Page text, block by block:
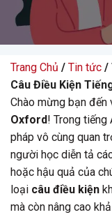
Trang Chủ / Tin tức /
Câu Điều Kiện
Chào mừng bạn
Oxford! Trong tiếng
pháp vô cùng quan
người học diễn tả
hoặc hậu quả của
loại câu điều kiện
mà còn nâng cao